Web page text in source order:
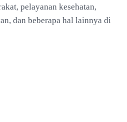
pelayanan kesehatan,
dan beberapa hal lainnya di